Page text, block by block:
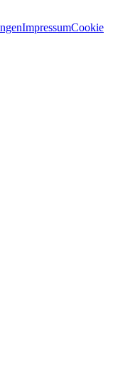
ImpressumCookie